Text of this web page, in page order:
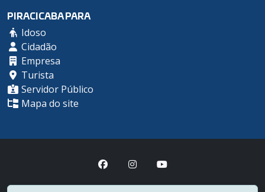
PIRACICABA PARA
Idoso
Cidadão
Empresa
Turista
Servidor Público
Mapa do site